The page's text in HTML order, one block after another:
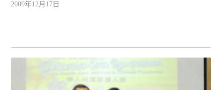
2009年12月17日